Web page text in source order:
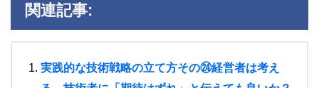
関連記事:
実践的な技術戦略の立て方その㉔経営者は考え